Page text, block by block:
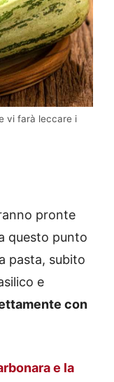
vi farà leccare i
pronte
questo punto
pasta, subito
e
con
e la